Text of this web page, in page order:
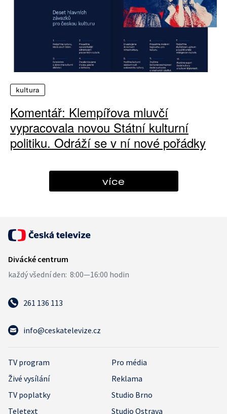
kultura
Komentář: Klempířova mluvčí
vypracovala novou Státní kulturní
politiku. Odráží se v ní nové pořádky
více
261 136 113
info@ceskatelevize.cz
TV program
Pro média
Živé vysílání
Reklama
TV poplatky
Studio Brno
Teletext
Studio Ostrava